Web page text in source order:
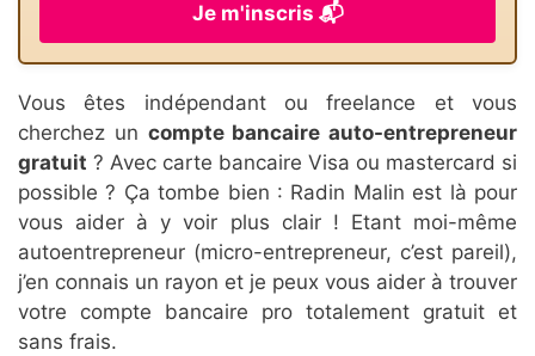
Je m'inscris 📬
Vous êtes indépendant ou freelance et vous
cherchez un compte bancaire auto-entrepreneur
gratuit ? Avec carte bancaire Visa ou mastercard si
possible ? Ça tombe bien : Radin Malin est là pour
vous aider à y voir plus clair ! Etant moi-même
autoentrepreneur (micro-entrepreneur, c’est pareil),
j’en connais un rayon et je peux vous aider à trouver
votre compte bancaire pro totalement gratuit et
sans frais.